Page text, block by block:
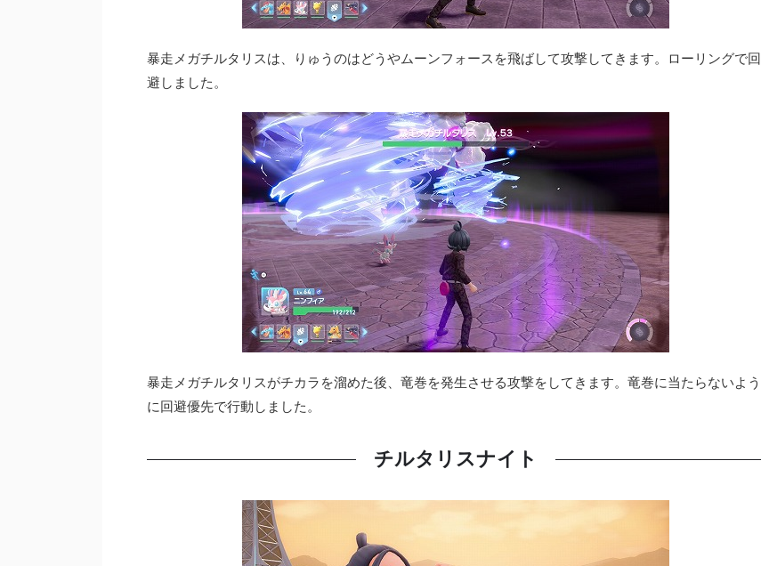
暴走メガチルタリスは、りゅうのはどうやムーンフォースを飛ばして攻撃してきます。ローリングで回
避しました。
暴走メガチルタリスがチカラを溜めた後、竜巻を発生させる攻撃をしてきます。竜巻に当たらないよう
に回避優先で行動しました。
チルタリスナイト